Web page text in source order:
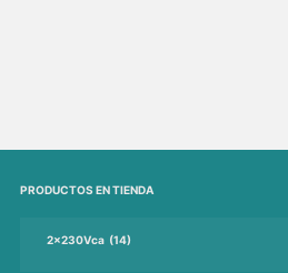
PRODUCTOS EN TIENDA
2x230Vca (14)